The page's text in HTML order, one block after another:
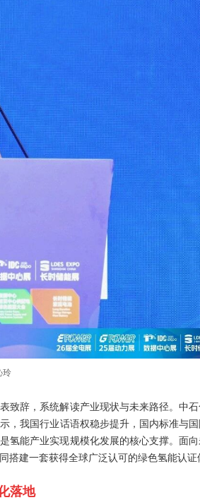
玲
致辞，系统解读产业现状与未来路径。中
，我国行业话语权稳步提升，国内标准与
氢能产业实现规模化发展的核心支撑。面
搭建一套获得全球广泛认可的绿色氢能认证
落地